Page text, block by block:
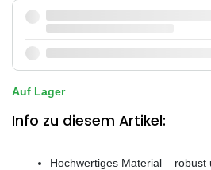
Auf Lager
Info zu diesem Artikel:
Hochwertiges Material – robust